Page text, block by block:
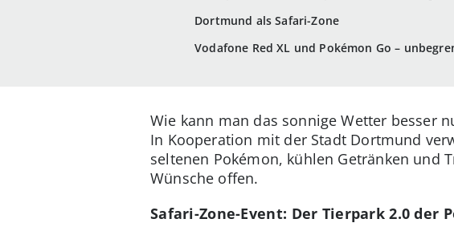
Dortmund als Safari-Zone
Vodafone Red XL und Pokémon Go –
Wie kann man das sonnige Wetter besser
In Kooperation mit der Stadt Dortmund
seltenen Pokémon, kühlen Getränken und
Wünsche offen.
Safari-Zone-Event: Der Tierpark 2.0 der